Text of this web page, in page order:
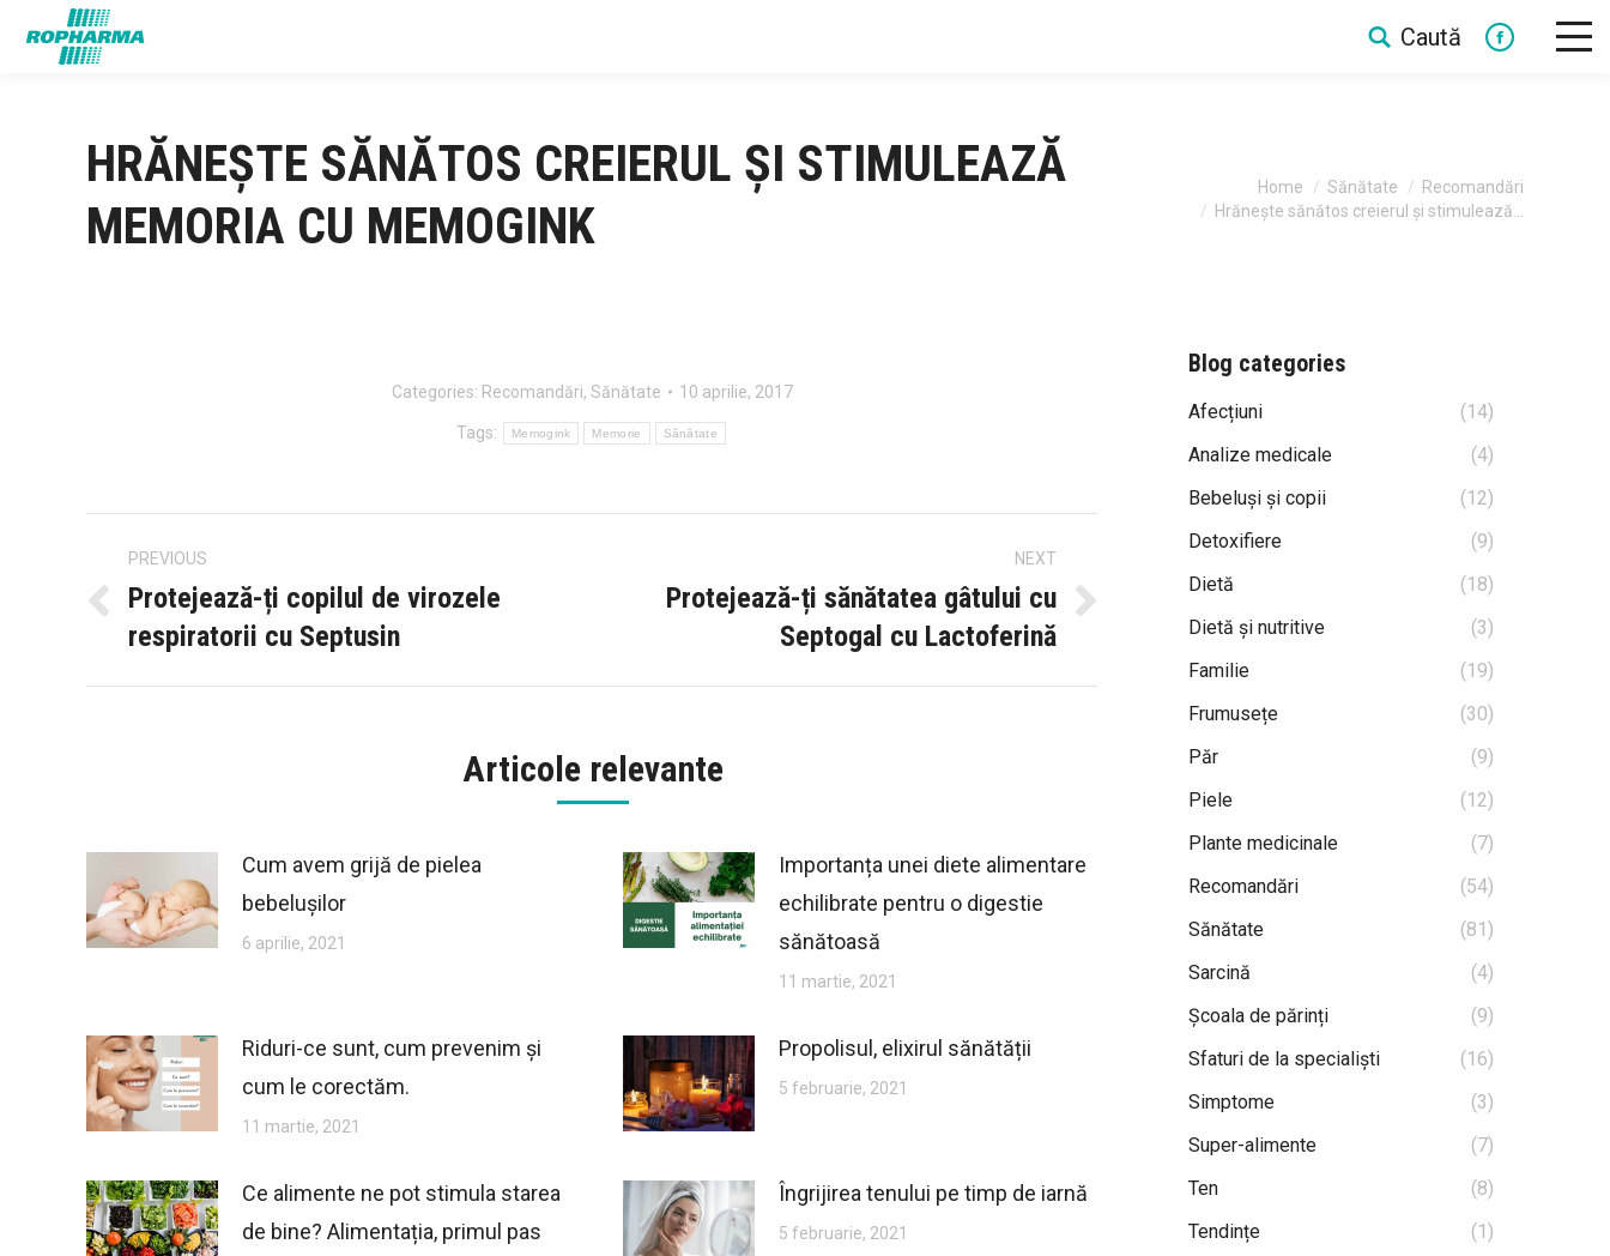
Search:
Caută Facebook
HRĂNEȘTE SĂNĂTOS CREIERUL ȘI STIMULEAZĂ
MEMORIA CU MEMOGINK
Home Sănătate
Recomandări
Hrănește sănătos creierul și stimulează…
Categories: Recomandări, Sănătate 10 aprilie, 2017
Tags: Memogink Memorie Sănătate
Post
navigation
PREVIOUS
Previous
post:
Protejează-ți copilul de virozele
respiratorii cu Septusin
NEXT
Protejează-ți sănătatea gâtului cu
Septogal cu Lactoferină
Articole relevante
Cum avem grijă de pielea
bebelușilor
6 aprilie, 2021
Importanța unei diete alimentare
echilibrate pentru o digestie
sănătoasă
11 martie, 2021
Riduri-ce sunt, cum prevenim și
cum le corectăm.
11 martie, 2021
Propolisul, elixirul sănătății
5 februarie, 2021
Ce alimente ne pot stimula starea
de bine? Alimentația, primul pas
Îngrijirea tenului pe timp de iarnă
5 februarie, 2021
Blog categories
Afecțiuni
(14)
Analize medicale
(4)
Bebeluși și copii
(12)
Detoxifiere
(9)
Dietă
(18)
Dietă și nutritive
(3)
Familie
(19)
Frumusețe
(30)
Păr
(9)
Piele
(12)
Plante medicinale
(7)
Recomandări
(54)
Sănătate
(81)
Sarcină
(4)
Școala de părinți
(9)
Sfaturi de la specialiști
(16)
Simptome
(3)
Super-alimente
(7)
Ten
(8)
Tendințe
(1)